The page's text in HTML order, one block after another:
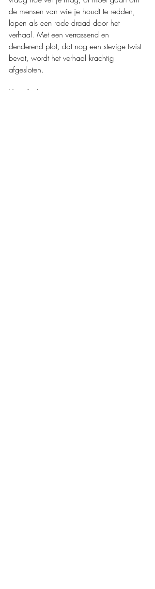
de mensen van wie je houdt te redden,
lopen als een rode draad door het
verhaal. Met een verrassend en
denderend plot, dat nog een stevige twist
bevat, wordt het verhaal krachtig
afgesloten.
Koninkrijk van as